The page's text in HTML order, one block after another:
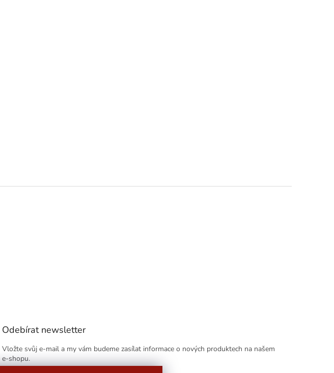
Odebírat newsletter
Vložte svůj e-mail a my vám budeme zasílat informace o nových produktech na našem
e-shopu.